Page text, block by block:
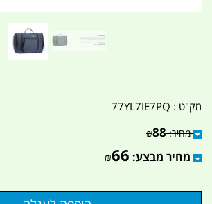
מק"ט : 77YL7IE7PQ
מחיר: ₪88
מחיר מבצע: ₪66